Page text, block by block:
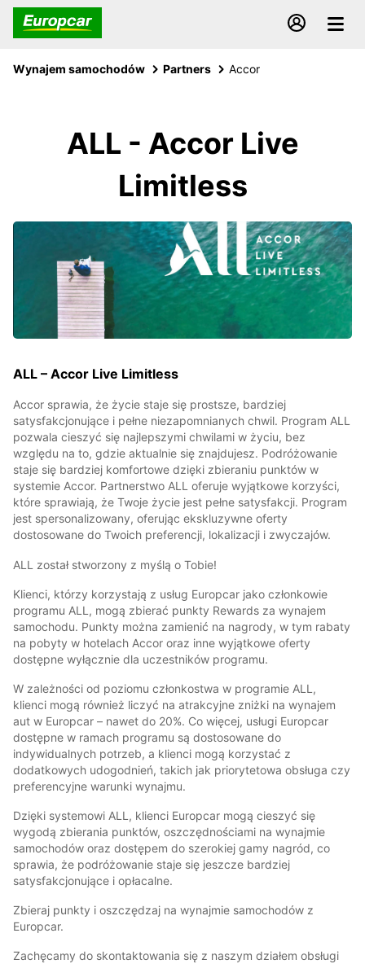
Wynajem samochodów Partners Accor
ALL - Accor Live
Limitless
ALL – Accor Live Limitless
Accor sprawia, że życie staje się prostsze, bardziej
satysfakcjonujące i pełne niezapomnianych chwil. Program ALL
pozwala cieszyć się najlepszymi chwilami w życiu, bez
względu na to, gdzie aktualnie się znajdujesz. Podróżowanie
staje się bardziej komfortowe dzięki zbieraniu punktów w
systemie Accor. Partnerstwo ALL oferuje wyjątkowe korzyści,
które sprawiają, że Twoje życie jest pełne satysfakcji. Program
jest spersonalizowany, oferując ekskluzywne oferty
dostosowane do Twoich preferencji, lokalizacji i zwyczajów.
ALL został stworzony z myślą o Tobie!
Klienci, którzy korzystają z usług Europcar jako członkowie
programu ALL, mogą zbierać punkty Rewards za wynajem
samochodu. Punkty można zamienić na nagrody, w tym rabaty
na pobyty w hotelach Accor oraz inne wyjątkowe oferty
dostępne wyłącznie dla uczestników programu.
W zależności od poziomu członkostwa w programie ALL,
klienci mogą również liczyć na atrakcyjne zniżki na wynajem
aut w Europcar – nawet do 20%. Co więcej, usługi Europcar
dostępne w ramach programu są dostosowane do
indywidualnych potrzeb, a klienci mogą korzystać z
dodatkowych udogodnień, takich jak priorytetowa obsługa czy
preferencyjne warunki wynajmu.
Dzięki systemowi ALL, klienci Europcar mogą cieszyć się
wygodą zbierania punktów, oszczędnościami na wynajmie
samochodów oraz dostępem do szerokiej gamy nagród, co
sprawia, że podróżowanie staje się jeszcze bardziej
satysfakcjonujące i opłacalne.
Zbieraj punkty i oszczędzaj na wynajmie samochodów z
Europcar.
Zachęcamy do skontaktowania się z naszym działem obsługi